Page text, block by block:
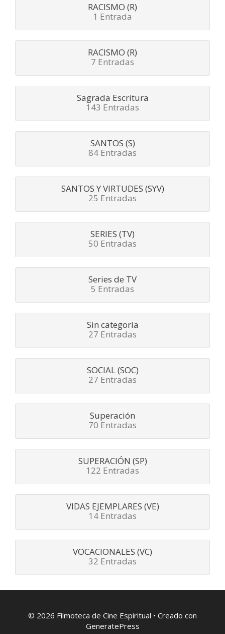
RACISMO (R)
1 Entrada
RACISMO (R)
7 Entradas
Sagrada Escritura
143 Entradas
SANTOS (S)
84 Entradas
SANTOS Y VIRTUDES (SYV)
25 Entradas
SERIES (TV)
50 Entradas
Series de TV
5 Entradas
Sin categoría
27 Entradas
SOCIAL (SOC)
27 Entradas
Superación
70 Entradas
SUPERACIÓN (SP)
122 Entradas
VIDAS EJEMPLARES (VE)
14 Entradas
VOCACIONALES (VC)
32 Entradas
© 2026 Filmoteca de Cine Espiritual • Creado con
GeneratePress